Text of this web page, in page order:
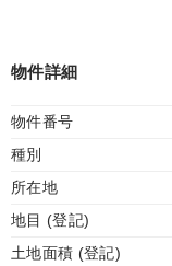
物件詳細
物件番号
種別
所在地
地目 (登記)
土地面積 (登記)